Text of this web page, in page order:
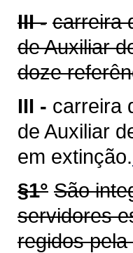
III - carreira
de Auxiliar
doze
III - carreira
de Auxiliar
em extinção.
§1° São
servidores
regidos